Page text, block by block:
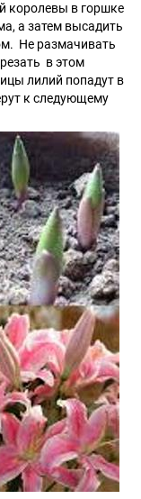
королевы в горшке
а затем высадить
Не размачивать
в этом
лилий попадут в
к следующему